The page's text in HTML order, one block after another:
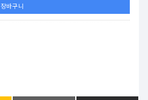
장바구니